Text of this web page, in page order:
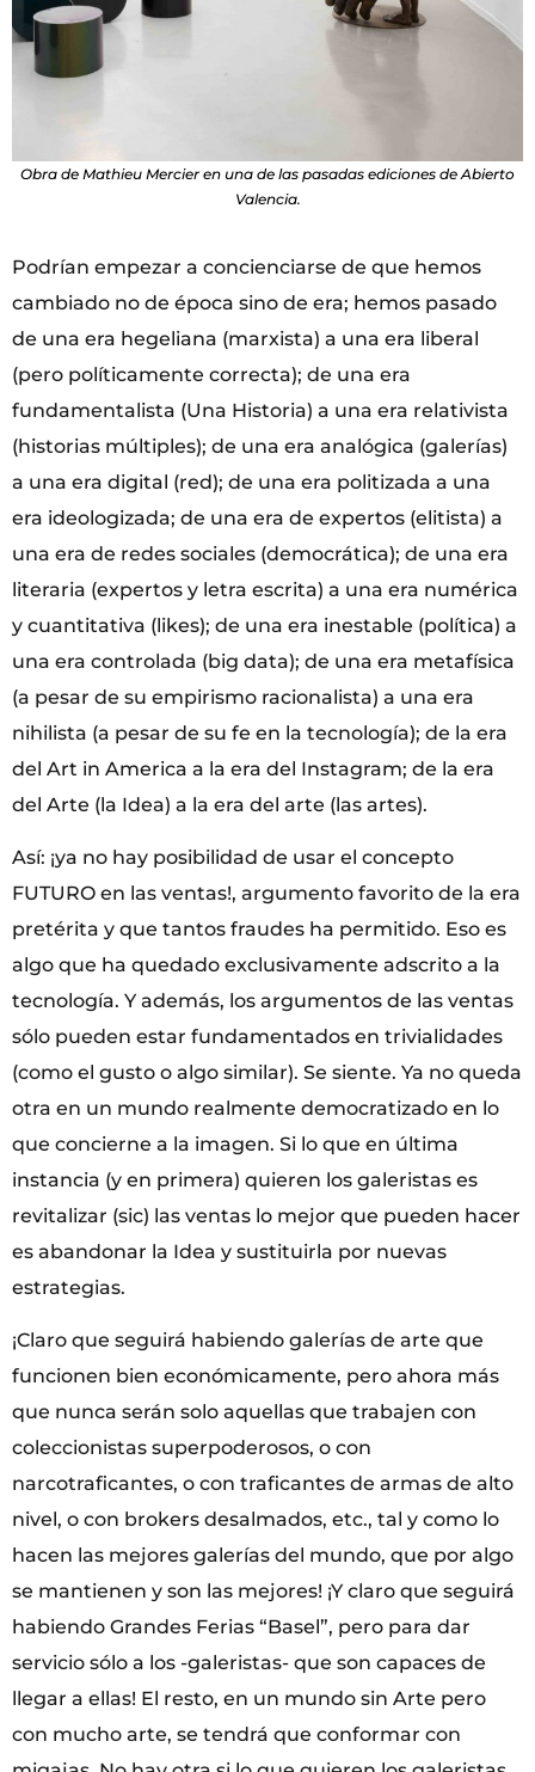
Obra de Mathieu Mercier en una de las pasadas ediciones de Abierto
Valencia.
Podrían empezar a concienciarse de que hemos
cambiado no de época sino de era; hemos pasado
de una era hegeliana (marxista) a una era liberal
(pero políticamente correcta); de una era
fundamentalista (Una Historia) a una era relativista
(historias múltiples); de una era analógica (galerías)
a una era digital (red); de una era politizada a una
era ideologizada; de una era de expertos (elitista) a
una era de redes sociales (democrática); de una era
literaria (expertos y letra escrita) a una era numérica
y cuantitativa (likes); de una era inestable (política) a
una era controlada (big data); de una era metafísica
(a pesar de su empirismo racionalista) a una era
nihilista (a pesar de su fe en la tecnología); de la era
del Art in America a la era del Instagram; de la era
del Arte (la Idea) a la era del arte (las artes).
Así: ¡ya no hay posibilidad de usar el concepto
FUTURO en las ventas!, argumento favorito de la era
pretérita y que tantos fraudes ha permitido. Eso es
algo que ha quedado exclusivamente adscrito a la
tecnología. Y además, los argumentos de las ventas
sólo pueden estar fundamentados en trivialidades
(como el gusto o algo similar). Se siente. Ya no queda
otra en un mundo realmente democratizado en lo
que concierne a la imagen. Si lo que en última
instancia (y en primera) quieren los galeristas es
revitalizar (sic) las ventas lo mejor que pueden hacer
es abandonar la Idea y sustituirla por nuevas
estrategias.
¡Claro que seguirá habiendo galerías de arte que
funcionen bien económicamente, pero ahora más
que nunca serán solo aquellas que trabajen con
coleccionistas superpoderosos, o con
narcotraficantes, o con traficantes de armas de alto
nivel, o con brokers desalmados, etc., tal y como lo
hacen las mejores galerías del mundo, que por algo
se mantienen y son las mejores! ¡Y claro que seguirá
habiendo Grandes Ferias “Basel”, pero para dar
servicio sólo a los -galeristas- que son capaces de
llegar a ellas! El resto, en un mundo sin Arte pero
con mucho arte, se tendrá que conformar con